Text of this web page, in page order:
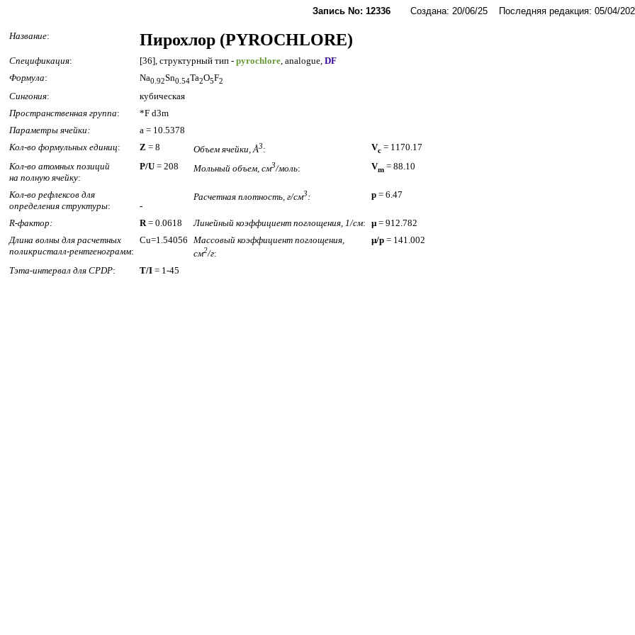
Запись No: 12336 Создана: 20/06/25 Последняя редакция: 05/04/
Название: Пирохлор (PYROCHLORE)
Спецификация: [36], структурный тип - pyrochlore, analogue, DF
Формула: Na0.92Sn0.54Ta2O5F2
Сингония:
кубическая
Пространственная группа:
*F d3m
Параметры ячейки:
a = 10.5378
Кол-во формульных единиц: Z = 8 Объем ячейки, Å3: Vc = 1170.17
Кол-во атомных позиций
на полную ячейку:
P/U = 208 Мольный объем, см3/моль: Vm = 88.10
Кол-во рефлексов для
определения структуры: -
Расчетная плотность, г/см3: p = 6.47
R-фактор: R= 0.0618 Линейный коэффициент поглощения, 1/см: µ= 912.782
Длина волны для расчетных
поликристалл-рентгенограмм:
Cu=1.54056 Массовый коэффициент поглощения,
см2/г:
µ/p = 141.002
Тэта-интервал для CPDP: T/I = 1-45